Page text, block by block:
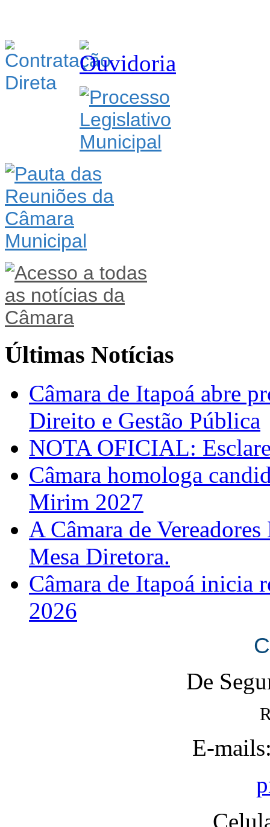
Últimas Notícias
Câmara de Itapoá abre
Direito e Gestão Pública
NOTA OFICIAL:
Câmara homologa
Mirim 2027
A Câmara de
Mesa Diretora.
Câmara de Itapoá inicia
2026
De
E-